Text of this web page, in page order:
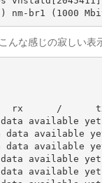
br1 (1000
んな感じの寂しい表